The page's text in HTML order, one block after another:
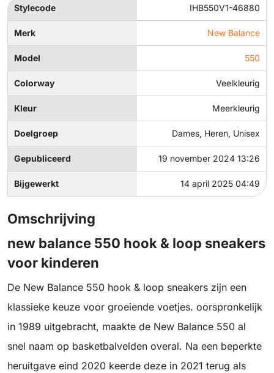
Stylecode IHB550V1-46880
Merk New Balance
Model 550
Colorway Veelkleurig
Kleur Meerkleurig
Doelgroep Dames, Heren, Unisex
Gepubliceerd 19 november 2024 13:26
Bijgewerkt 14 april 2025 04:49
Omschrijving
new balance 550 hook & loop sneakers
voor kinderen
De New Balance 550 hook & loop sneakers zijn een
klassieke keuze voor groeiende voetjes. oorspronkelijk
in 1989 uitgebracht, maakte de New Balance 550 al
snel naam op basketbalvelden overal. Na een beperkte
heruitgave eind 2020 keerde deze in 2021 terug als